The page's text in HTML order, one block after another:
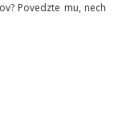
Povedzte mu, nech